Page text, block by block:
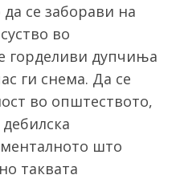
се заборави на
во
горделиви дупчиња
ги снема. Да се
во општеството,
што
таквата